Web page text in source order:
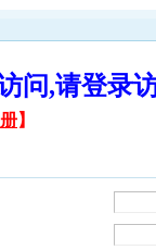
问,请登
】